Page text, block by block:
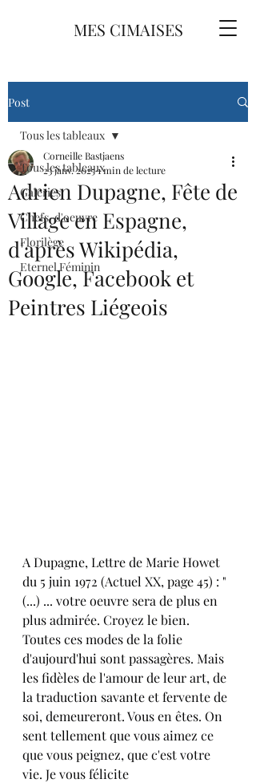
MES CIMAISES
Post
Tous les tableaux
Galeries
Chefs-d'oeuvre
Florilège
Eternel Féminin
Tous les tableaux
Adrien Dupagne, Fête de
Village en Espagne,
d'après Wikipédia,
Google, Facebook et
Peintres Liégeois
Corneille Bastjaens
23 janv. 20251 min de lecture
A Dupagne, Lettre de Marie Howet
du 5 juin 1972 (Actuel XX, page 45) : "
(...) ... votre oeuvre sera de plus en
plus admirée. Croyez le bien.
Toutes ces modes de la folie
d'aujourd'hui sont passagères. Mais
les fidèles de l'amour de leur art, de
la traduction savante et fervente de
soi, demeureront. Vous en êtes. On
sent tellement que vous aimez ce
que vous peignez, que c'est votre
vie. Je vous félicite